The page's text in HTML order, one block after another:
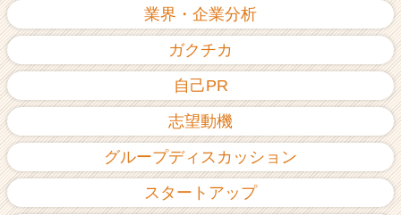
業界・企業分析
ガクチカ
自己PR
志望動機
グループディスカッション
スタートアップ